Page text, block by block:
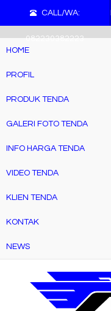
CALL/WA:
082230382223
HOME
PROFIL
PRODUK TENDA
GALERI FOTO TENDA
INFO HARGA TENDA
VIDEO TENDA
KLIEN TENDA
KONTAK
NEWS